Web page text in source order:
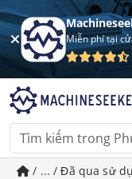
Miễn phí tại
/ ... / Đã qua sử